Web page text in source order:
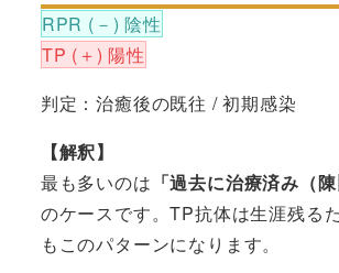
RPR (－) 陰性
TP (＋) 陽性
判定：治癒後の既往 / 初期感染
【解釈】
最も多いのは 「過去に治療済み（
のケースです。TP抗体は生涯残る
もこのパターンになります。